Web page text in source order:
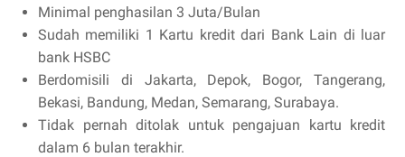
Minimal penghasilan 3 Juta/Bulan
Sudah memiliki 1 Kartu kredit dari Bank Lain di luar
bank HSBC
Berdomisili di Jakarta, Depok, Bogor, Tangerang,
Bekasi, Bandung, Medan, Semarang, Surabaya.
Tidak pernah ditolak untuk pengajuan kartu kredit
dalam 6 bulan terakhir.